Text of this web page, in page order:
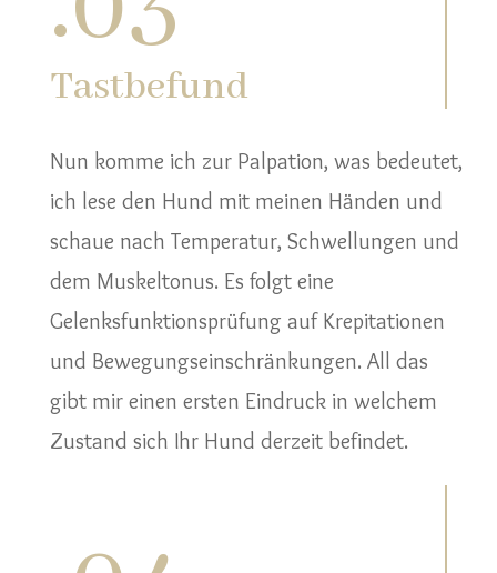
Tastbefund
Nun komme ich zur Palpation, was bedeutet,
ich lese den Hund mit meinen Händen und
schaue nach Temperatur, Schwellungen und
dem Muskeltonus. Es folgt eine
Gelenksfunktionsprüfung auf Krepitationen
und Bewegungseinschränkungen. All das
gibt mir einen ersten Eindruck in welchem
Zustand sich Ihr Hund derzeit befindet.